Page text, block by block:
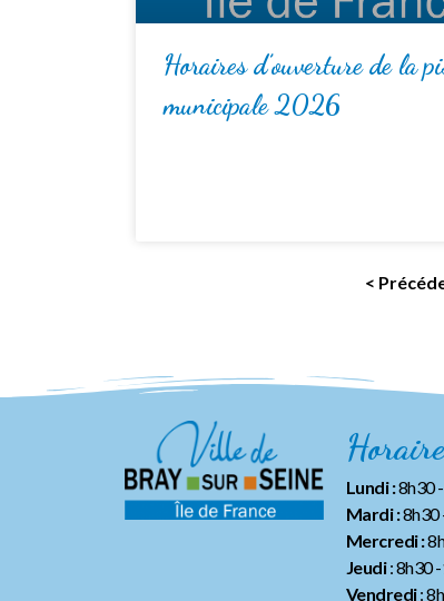
Horaires d’ouverture de la
municipale 2026
<
Lundi :8h30
Mardi :8h30
Mercredi :
Jeudi: 8h30
Vendredi: